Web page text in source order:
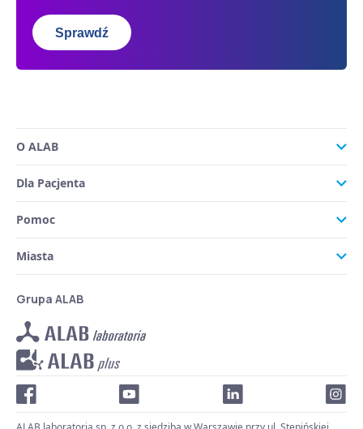
Sprawdź
O ALAB
Dla Pacjenta
Pomoc
Miasta
Grupa ALAB